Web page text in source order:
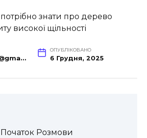
webseoupukr@gmail.com
ОПУБЛІКОВАНО
6 Грудня, 2025
Розмови